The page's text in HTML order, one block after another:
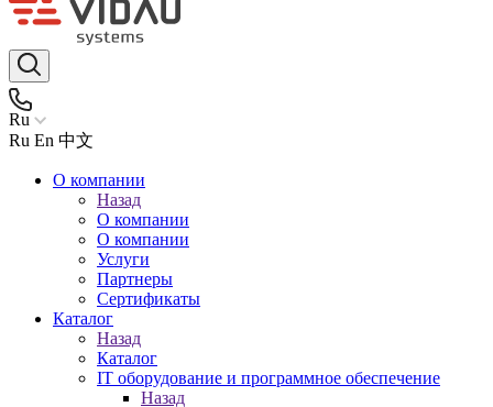
Ru
Ru En 中文
О компании
Назад
О компании
О компании
Услуги
Партнеры
Сертификаты
Каталог
Назад
Каталог
IT оборудование и программное обеспечение
Назад